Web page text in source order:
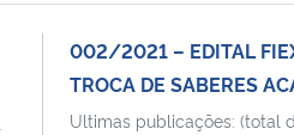
002/2021 – EDITAL
TROCA DE SABERES
Ultimas publicações: (total